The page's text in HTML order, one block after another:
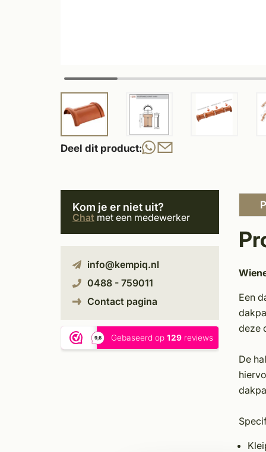
Deel dit product:
Kom je er niet uit?
Chat met een medewerker
info@kempiq.nl
0488 - 759011
Contact pagina
Een
deze
De